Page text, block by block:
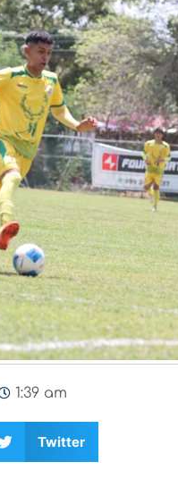
1:39 am
Twitter